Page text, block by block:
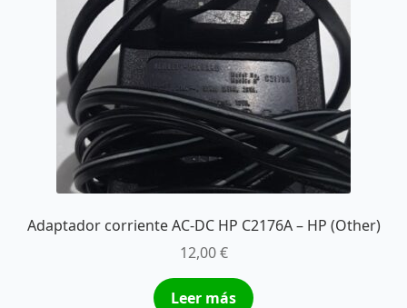
Adaptador corriente AC-DC HP C2176A – HP (Other)
12,00€
Leer más